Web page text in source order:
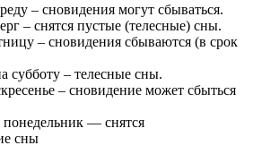
– сновидения могут сбываться.
– снятся пустые (телесные) сны.
– сновидения сбываются (в срок
субботу – телесные сны.
– сновидение может сбыться
понедельник — снятся
сны